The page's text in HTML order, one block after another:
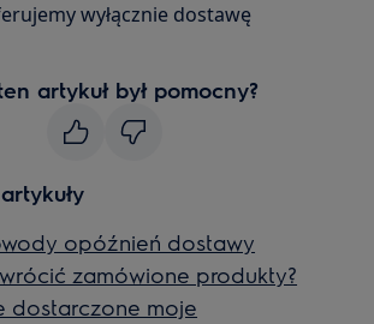
wyłącznie dostawę
artykuł był pomocny?
opóźnień dostawy
zamówione produkty?
dostarczone moje